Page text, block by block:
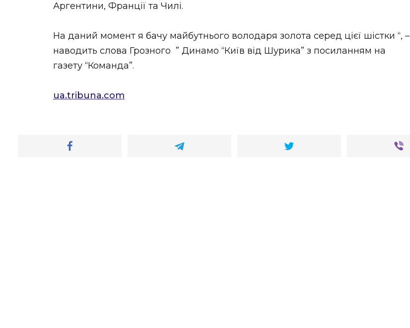
Аргентини, Франції та Чилі.
На даний момент я бачу майбутнього володаря золота серед цієї шістки “, –
наводить слова Грозного ” Динамо “Київ від Шурика” з посиланням на
газету “Команда”.
ua.tribuna.com